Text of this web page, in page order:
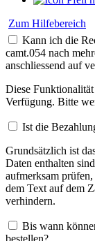
Zum Hilfebereich
Kann ich die
camt.054 nach
anschliessend auf
Diese
Verfügung. Bitte
Ist die
Grundsätzlich ist
Daten enthalten
aufmerksam
dem Text auf dem
verhindern.
Bis wann
bestellen?